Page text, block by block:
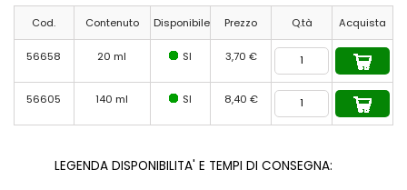
Cod. Contenuto Disponibile Prezzo Q.tà Acquista
56658 20 ml SI 3,70 €
56605 140 ml SI 8,40 €
LEGENDA DISPONIBILITA' E TEMPI DI CONSEGNA: